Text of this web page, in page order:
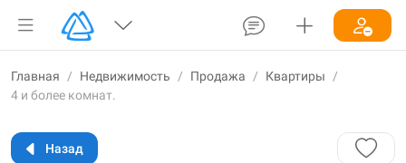
Главная / Недвижимость / Продажа / Квартиры
/
4 и более комнат.
Назад